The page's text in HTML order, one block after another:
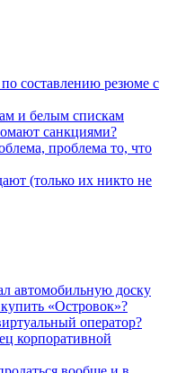
по составлению резюме с
и белым спискам
санкциями?
проблема то, что
(только их никто не
автомобильную доску
«Островок»?
оператор?
корпоративной